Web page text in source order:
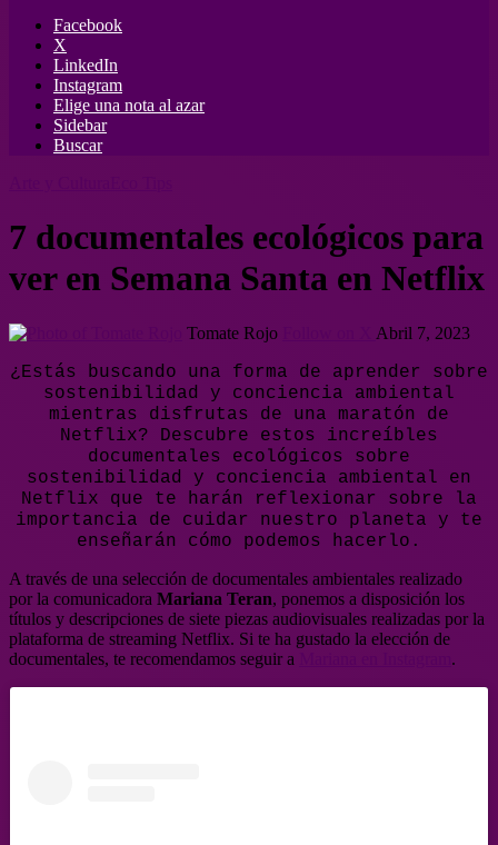
Facebook
X
LinkedIn
Instagram
Elige una nota al azar
Sidebar
Buscar
7 documentales ecológicos para
ver en Semana Santa en Netflix
Tomate Rojo Abril 7, 2023
¿Estás buscando una forma de aprender sobre
sostenibilidad y conciencia ambiental
mientras disfrutas de una maratón de
Netflix? Descubre estos increíbles
documentales ecológicos sobre
sostenibilidad y conciencia ambiental en
Netflix que te harán reflexionar sobre la
importancia de cuidar nuestro planeta y te
enseñarán cómo podemos hacerlo.
A través de una selección de documentales ambientales realizado
por la comunicadora Mariana Teran, ponemos a disposición los
títulos y descripciones de siete piezas audiovisuales realizadas por la
plataforma de streaming Netflix. Si te ha gustado la elección de
documentales, te recomendamos seguir a
.